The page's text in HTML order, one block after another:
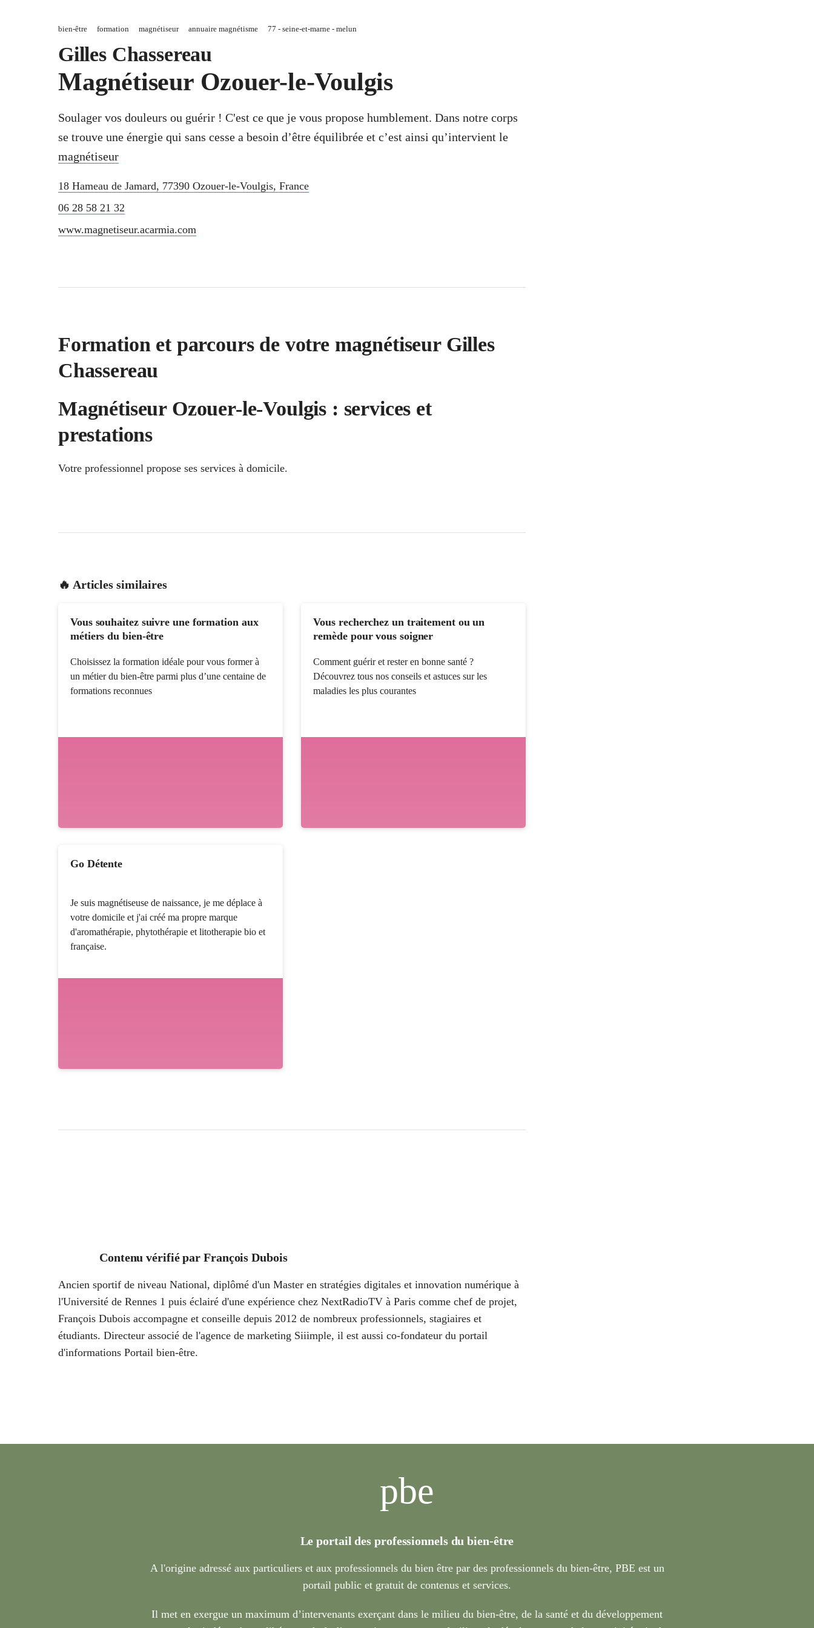
bien-être formation magnétiseur annuaire magnétisme 77 - seine-et-marne - melun
Gilles Chassereau
Magnétiseur Ozouer-le-Voulgis
Soulager vos douleurs ou guérir ! C'est ce que je vous propose humblement. Dans notre corps
se trouve une énergie qui sans cesse a besoin d’être équilibrée et c’est ainsi qu’intervient le
magnétiseur
18 Hameau de Jamard, 77390 Ozouer-le-Voulgis, France
06 28 58 21 32
www.magnetiseur.acarmia.com
Formation et parcours de votre magnétiseur Gilles
Chassereau
Magnétiseur Ozouer-le-Voulgis : services et
prestations
Votre professionnel propose ses services à domicile.
🔥 Articles similaires
Vous souhaitez suivre une formation aux
métiers du bien-être
Choisissez la formation idéale pour vous former à
un métier du bien-être parmi plus d’une centaine de
formations reconnues
Vous recherchez un traitement ou un
remède pour vous soigner
Comment guérir et rester en bonne santé ?
Découvrez tous nos conseils et astuces sur les
maladies les plus courantes
Go Détente
Je suis magnétiseuse de naissance, je me déplace à
votre domicile et j'ai créé ma propre marque
d'aromathérapie, phytothérapie et litotherapie bio et
française.
Contenu vérifié par François Dubois
Ancien sportif de niveau National, diplômé d'un Master en stratégies digitales et innovation numérique à
l'Université de Rennes 1 puis éclairé d'une expérience chez NextRadioTV à Paris comme chef de projet,
François Dubois accompagne et conseille depuis 2012 de nombreux professionnels, stagiaires et
étudiants. Directeur associé de l'agence de marketing Siiimple, il est aussi co-fondateur du portail
d'informations Portail bien-être.
pbe
Le portail des professionnels du bien-être
A l'origine adressé aux particuliers et aux professionnels du bien être par des professionnels du bien-être, PBE est un
portail public et gratuit de contenus et services.
Il met en exergue un maximum d’intervenants exerçant dans le milieu du bien-être, de la santé et du développement